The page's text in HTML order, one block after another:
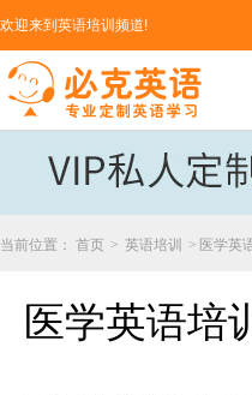
欢迎来到英语培训频道!
当前位置： 首页 > 英语培训 > 医学英
医学英语培